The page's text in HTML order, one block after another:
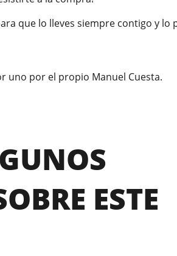
que lo lleves siempre contigo y lo
uno por el propio Manuel Cuesta.
ESTE